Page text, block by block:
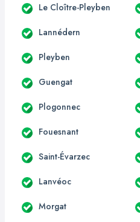
Le Cloître-Pleyben
Lannédern
Pleyben
Guengat
Plogonnec
Fouesnant
Saint-Évarzec
Lanvéoc
Morgat